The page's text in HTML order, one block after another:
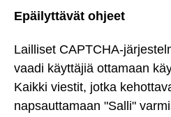
Epäilyttävät ohjeet
Lailliset CAPTCHA-
vaadi käyttäjiä ottamaan
Kaikki viestit, jotka
napsauttamaan "Salli"